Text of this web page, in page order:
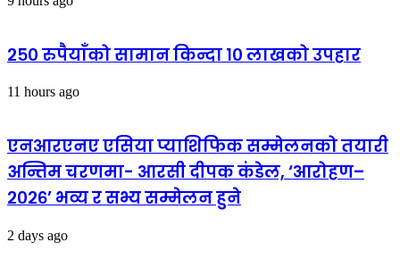
२५० रुपैयाँको सामान किन्दा १० लाखको उपहार
11 hours ago
एनआरएनए एसिया प्याशिफिक सम्मेलनको तयारी
अन्तिम चरणमा- आरसी दीपक कंडेल, ‘आरोहण–
२०२६’ भव्य र सभ्य सम्मेलन हुने
2 days ago